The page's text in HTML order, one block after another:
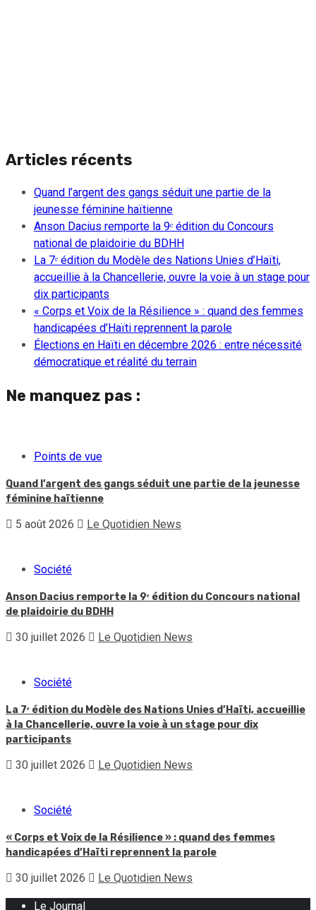
Articles récents
Quand l’argent des gangs séduit une partie de la
jeunesse féminine haïtienne
Anson Dacius remporte la 9ᵉ édition du Concours
national de plaidoirie du BDHH
La 7ᵉ édition du Modèle des Nations Unies d’Haïti,
accueillie à la Chancellerie, ouvre la voie à un stage pour
dix participants
« Corps et Voix de la Résilience » : quand des femmes
handicapées d’Haïti reprennent la parole
Élections en Haïti en décembre 2026 : entre nécessité
démocratique et réalité du terrain
Ne manquez pas :
Points de vue
Quand l’argent des gangs séduit une partie de la jeunesse
féminine haïtienne
5 août 2026 Le Quotidien News
Société
Anson Dacius remporte la 9ᵉ édition du Concours national
de plaidoirie du BDHH
30 juillet 2026 Le Quotidien News
Société
La 7ᵉ édition du Modèle des Nations Unies d’Haïti, accueillie
à la Chancellerie, ouvre la voie à un stage pour dix
participants
30 juillet 2026 Le Quotidien News
Société
« Corps et Voix de la Résilience » : quand des femmes
handicapées d’Haïti reprennent la parole
30 juillet 2026 Le Quotidien News
Le Journal